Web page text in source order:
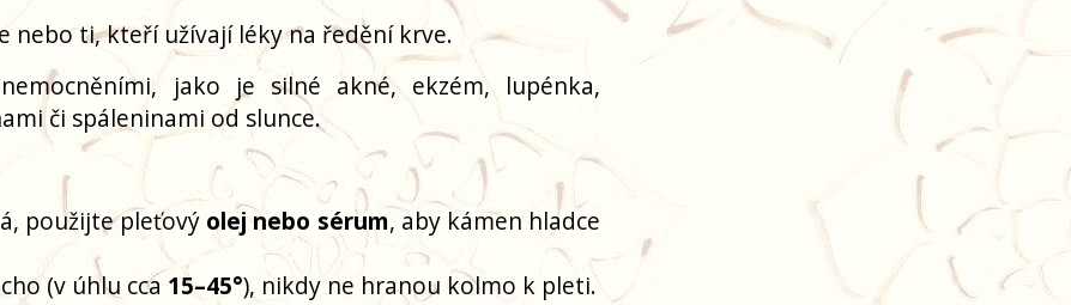
nebo ti, kteří užívají léky na ředění krve.
jako je silné akné, ekzém, lupénka,
či spáleninami od slunce.
použijte pleťový olej nebo sérum, aby kámen hladce
(v úhlu cca 15–45°), nikdy ne hranou kolmo k pleti.